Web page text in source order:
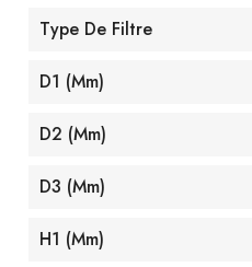
Type De Filtre
D1 (mm)
D2 (mm)
D3 (mm)
H1 (mm)